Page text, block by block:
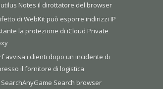
Notes il dirottatore del browser
di WebKit può esporre indirizzi IP
la protezione di iCloud Private
avvisa i clienti dopo un incidente di
il fornitore di logistica
Search browser